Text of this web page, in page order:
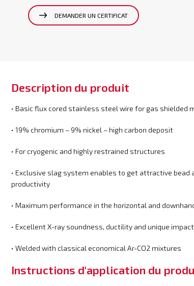
DEMANDER UN CERTIFICAT
Description du produit
• Basic flux cored stainless steel wire for gas shielded
• 19% chromium – 9% nickel – high carbon deposit
• For cryogenic and highly restrained structures
• Exclusive slag system enables to get attractive
productivity
• Maximum performance in the horizontal and
• Excellent X-ray soundness, ductility and unique
• Welded with classical economical Ar-CO2 mixtures
Instructions d'application du